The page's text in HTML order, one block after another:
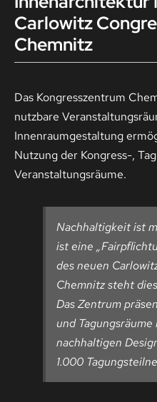
Kontakt
Carlowitz
Chemnitz
Das Kongresszentrum
nutzbare
Innenraumgestaltung
Nutzung der Kongress-,
Veranstaltungsräume.
Nachhaltigkeit ist
ist eine
des neuen
Chemnitz steht
Das Zentrum
und
nachhaltigen
1.000